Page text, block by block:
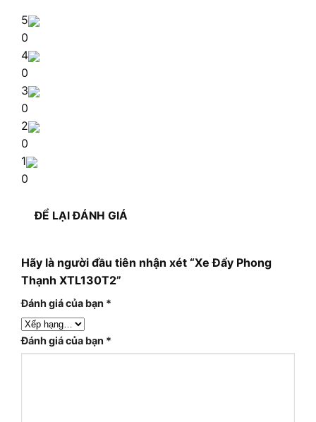
5
0
4
0
3
0
2
0
1
0
ĐỂ LẠI ĐÁNH GIÁ
Hãy là người đầu tiên nhận xét “Xe Đẩy Phong
Thạnh XTL130T2”
Đánh giá của bạn *
Đánh giá của bạn *